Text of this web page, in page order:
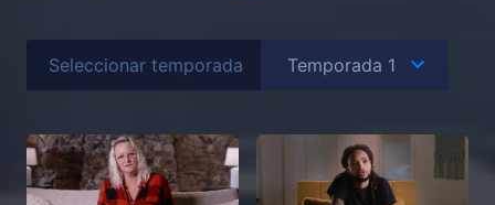
Seleccionar temporada